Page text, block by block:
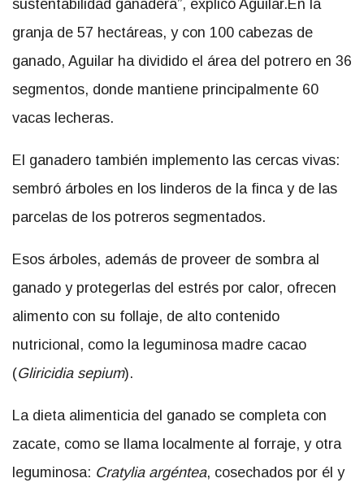
sustentabilidad ganadera”, explicó Aguilar.En la
granja de 57 hectáreas, y con 100 cabezas de
ganado, Aguilar ha dividido el área del potrero en 36
segmentos, donde mantiene principalmente 60
vacas lecheras.
El ganadero también implemento las cercas vivas:
sembró árboles en los linderos de la finca y de las
parcelas de los potreros segmentados.
Esos árboles, además de proveer de sombra al
ganado y protegerlas del estrés por calor, ofrecen
alimento con su follaje, de alto contenido
nutricional, como la leguminosa madre cacao
(Gliricidia sepium).
La dieta alimenticia del ganado se completa con
zacate, como se llama localmente al forraje, y otra
leguminosa: Cratylia argéntea, cosechados por él y